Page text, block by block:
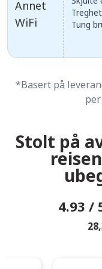
Annet
WiFi
Tung
*Basert på
Stolt på
4.93 /